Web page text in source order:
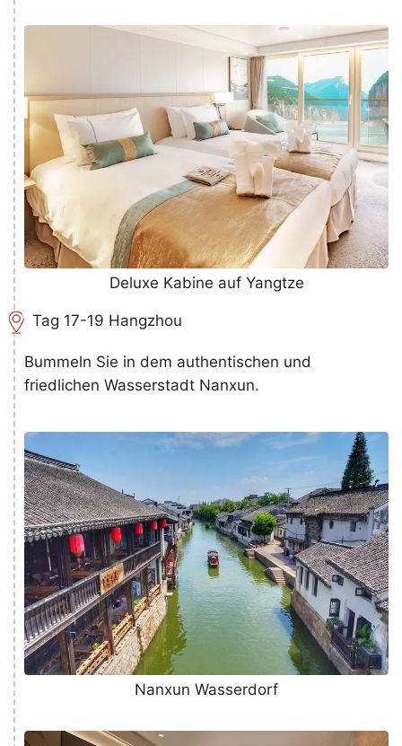
Deluxe Kabine auf Yangtze
Tag 17-19 Hangzhou
Bummeln Sie in dem authentischen und
friedlichen Wasserstadt Nanxun.
Nanxun Wasserdorf